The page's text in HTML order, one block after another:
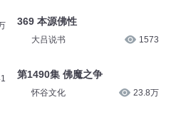
369 本源佛性
大吕说书 1573
第1490集 佛魔之争
怀谷文化 23.8万